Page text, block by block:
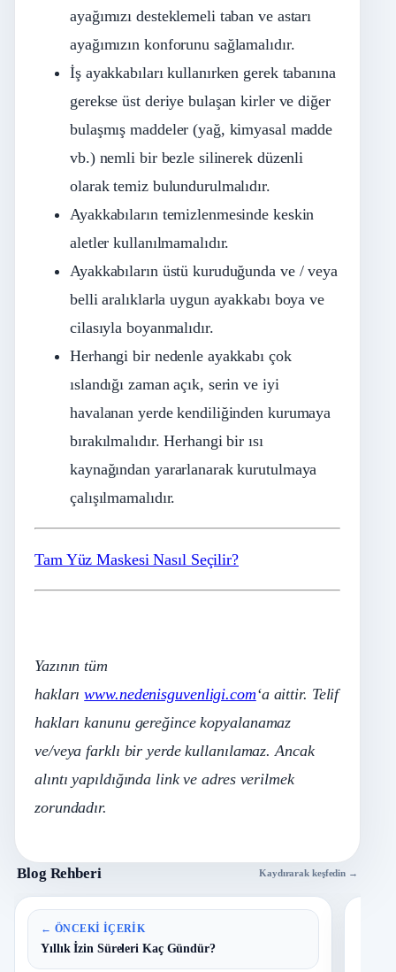
ayağımızı desteklemeli taban ve astarı
ayağımızın konforunu sağlamalıdır.
İş ayakkabıları kullanırken gerek tabanına
gerekse üst deriye bulaşan kirler ve diğer
bulaşmış maddeler (yağ, kimyasal madde
vb.) nemli bir bezle silinerek düzenli
olarak temiz bulundurulmalıdır.
Ayakkabıların temizlenmesinde keskin
aletler kullanılmamalıdır.
Ayakkabıların üstü kuruduğunda ve / veya
belli aralıklarla uygun ayakkabı boya ve
cilasıyla boyanmalıdır.
Herhangi bir nedenle ayakkabı çok
ıslandığı zaman açık, serin ve iyi
havalanan yerde kendiliğinden kurumaya
bırakılmalıdır. Herhangi bir ısı
kaynağından yararlanarak kurutulmaya
çalışılmamalıdır.
Tam Yüz Maskesi Nasıl Seçilir?
Yazının tüm
haklarıwww.nedenisguvenligi.com‘a aittir. Telif
hakları kanunu gereğince kopyalanamaz
ve/veya farklı bir yerde kullanılamaz. Ancak
alıntı yapıldığında link ve adres verilmek
zorundadır.
Blog Rehberi Kaydırarak keşfedin →
← ÖNCEKI İÇERIK
Yıllık İzin Süreleri Kaç Gündür?